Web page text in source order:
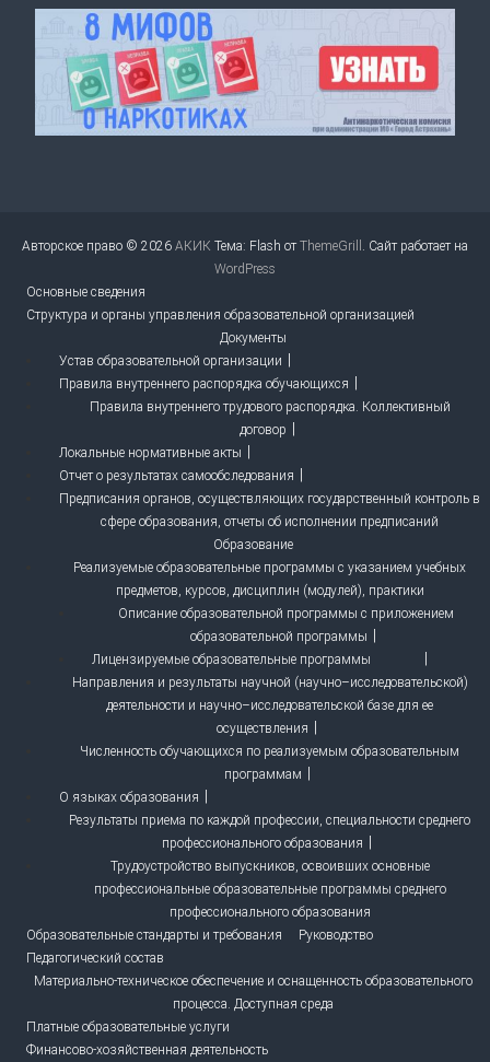
Авторское право © 2026 АКИК Тема: Flash отThemeGrill
. Сайт работает на
WordPress
Основные сведения
Структура и органы управления образовательной организацией
Документы
Устав образовательной организации
Правила внутреннего распорядка обучающихся
Правила внутреннего трудового распорядка. Коллективный
договор
Локальные нормативные акты
Отчет о результатах самообследования
Предписания органов, осуществляющих государственный контроль в
сфере образования, отчеты об исполнении предписаний
Образование
Реализуемые образовательные программы с указанием учебных
предметов, курсов, дисциплин (модулей), практики
Описание образовательной программы с приложением
образовательной программы
Лицензируемые образовательные программы
Направления и результаты научной (научно–исследовательской)
деятельности и научно–исследовательской базе для ее
осуществления
Численность обучающихся по реализуемым образовательным
программам
О языках образования
Результаты приема по каждой профессии, специальности среднего
профессионального образования
Трудоустройство выпускников, освоивших основные
профессиональные образовательные программы среднего
профессионального образования
Образовательные стандарты и требования
Руководство
Педагогический состав
Материально-техническое обеспечение и оснащенность образовательного
процесса. Доступная среда
Платные образовательные услуги
Финансово-хозяйственная деятельность